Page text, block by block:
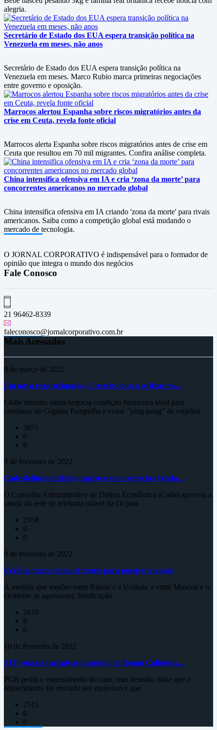
alegria.
Secretário de Estado dos EUA espera transição política na
Venezuela em meses, não anos
Secretário de Estado dos EUA espera transição política na
Venezuela em meses. Marco Rubio marca primeiras negociações
entre governo e oposição.
Marrocos alertou Espanha sobre riscos migratórios antes da
crise em Ceuta, revela fonte oficial
Marrocos alerta Espanha sobre riscos migratórios antes de crise em
Ceuta que resultou em 70 mil migrantes. Confira análise completa.
China intensifica ofensiva em IA e cria ‘zona da morte’ para
concorrentes americanos no mercado global
China intensifica ofensiva em IA criando 'zona da morte' para rivais
americanos. Saiba como a competição global está mudando o
mercado de tecnologia.
O JORNAL CORPORATIVO é indispensável para o formador de
opinião que integra o mundo dos negócios
Fale Conosco
21 96462-8339
faleconosco@jornalcorporativo.com.br
Mais Acessados
9 de março de 2022
Em nova reaproximação, Cruzeiro busca se fixar no…
Clube mineiro ainda negocia condição financeira ideal para
continuar no Gigante Pampulha e evitar "ping-pong" de estádios
3071
0
0
9 de fevereiro de 2022
Cade define condições e aprova com restrições venda…
O Conselho Administrativo de Defesa Econômica (Cade) aprovou a
venda da rede de telefonia móvel da Oi para
2958
0
0
9 de fevereiro de 2022
Ucrânia forma linha de frente para possível invasão
À medida que tensões entre Rússia e a Ucrânia, e entre Moscou e o
Ocidente se agravaram, fortificação
2618
0
0
10 de fevereiro de 2022
STF vota por arquivar inquérito de Renan Calheiros…
PGR pediu o encerramento do caso, mas desistiu, disse que o
requerimento foi enviado por equívoco e que
2515
0
0